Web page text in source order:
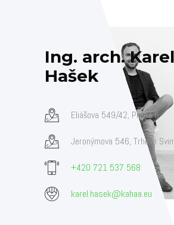
Ing. arch. Karel
Hašek
Eliášova 549/42, Praha 6
Jeronýmova 546, Trhové
+420 721 537 568
karel.hasek@kahaa.eu